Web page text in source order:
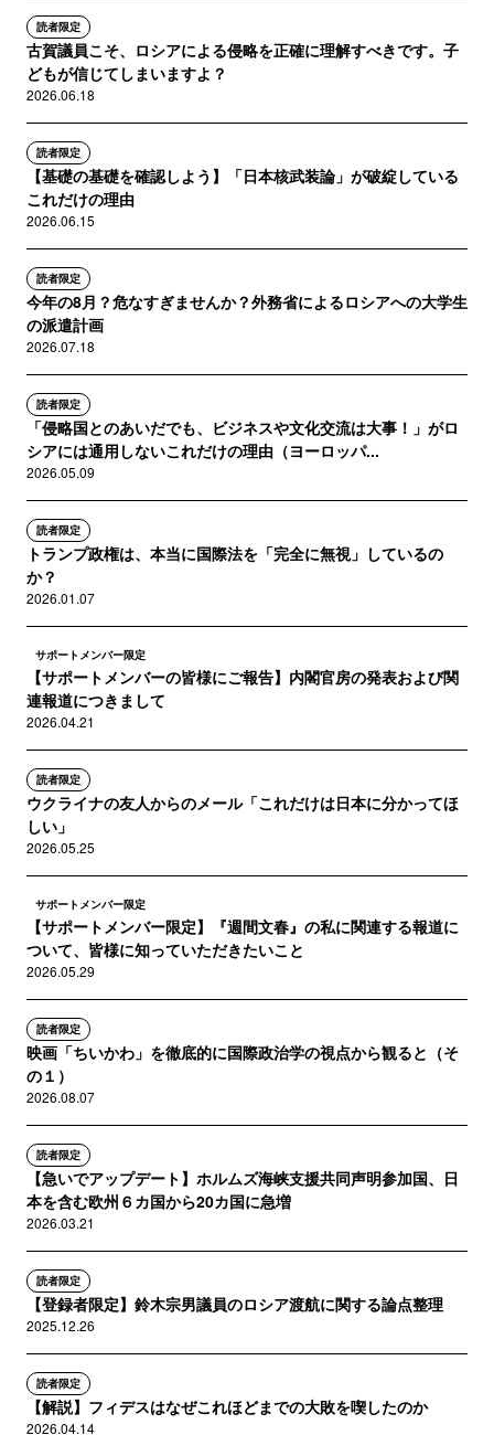
読者限定
古賀議員こそ、ロシアによる侵略を正確に理解すべきです。子
どもが信じてしまいますよ？
2026.06.18
読者限定
【基礎の基礎を確認しよう】「日本核武装論」が破綻している
これだけの理由
2026.06.15
読者限定
今年の8月？危なすぎませんか？外務省によるロシアへの大学生
の派遣計画
2026.07.18
読者限定
「侵略国とのあいだでも、ビジネスや文化交流は大事！」がロ
シアには通用しないこれだけの理由（ヨーロッパ...
2026.05.09
読者限定
トランプ政権は、本当に国際法を「完全に無視」しているの
か？
2026.01.07
サポートメンバー限定
【サポートメンバーの皆様にご報告】内閣官房の発表および関
連報道につきまして
2026.04.21
読者限定
ウクライナの友人からのメール「これだけは日本に分かってほ
しい」
2026.05.25
サポートメンバー限定
【サポートメンバー限定】『週間文春』の私に関連する報道に
ついて、皆様に知っていただきたいこと
2026.05.29
読者限定
映画「ちいかわ」を徹底的に国際政治学の視点から観ると（そ
の１）
2026.08.07
読者限定
【急いでアップデート】ホルムズ海峡支援共同声明参加国、日
本を含む欧州６カ国から20カ国に急増
2026.03.21
読者限定
【登録者限定】鈴木宗男議員のロシア渡航に関する論点整理
2025.12.26
読者限定
【解説】フィデスはなぜこれほどまでの大敗を喫したのか
2026.04.14